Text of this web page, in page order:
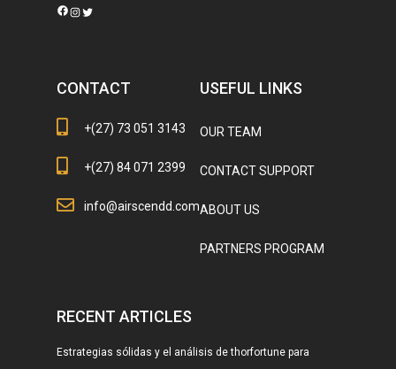
Instagram
CONTACT
+(27) 73 051 3143
+(27) 84 071 2399
info@airscendd.com
USEFUL LINKS
OUR TEAM
CONTACT SUPPORT
ABOUT US
PARTNERS PROGRAM
RECENT ARTICLES
Estrategias sólidas y el análisis de thorfortune para